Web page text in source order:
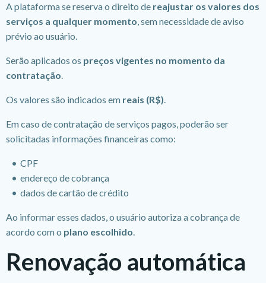
A plataforma se reserva o direito de reajustar os valores dos
serviços a qualquer momento, sem necessidade de aviso
prévio ao usuário.
Serão aplicados os preços vigentes no momento da
contratação.
Os valores são indicados em reais (R$).
Em caso de contratação de serviços pagos, poderão ser
solicitadas informações financeiras como:
CPF
endereço de cobrança
dados de cartão de crédito
Ao informar esses dados, o usuário autoriza a cobrança de
acordo com o plano escolhido.
Renovação automática